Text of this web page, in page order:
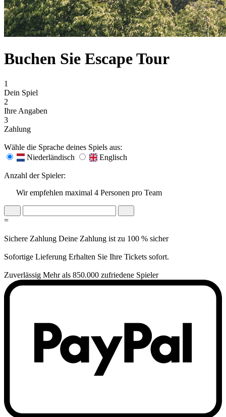
Buchen Sie Escape Tour
1
Dein Spiel
2
Ihre Angaben
3
Zahlung
Wähle die Sprache deines Spiels aus:
Niederländisch
Englisch
Anzahl der Spieler:
Wir empfehlen maximal 4 Personen pro Team
=
Sichere Zahlung Deine Zahlung ist zu 100 % sicher
Sofortige Lieferung Erhalten Sie Ihre Tickets sofort.
Zuverlässig Mehr als 850.000 zufriedene Spieler